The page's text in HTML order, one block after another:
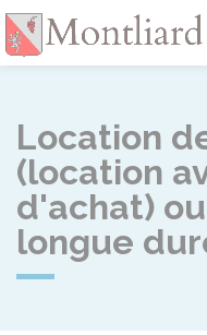
Location
(location
d'achat)
longue